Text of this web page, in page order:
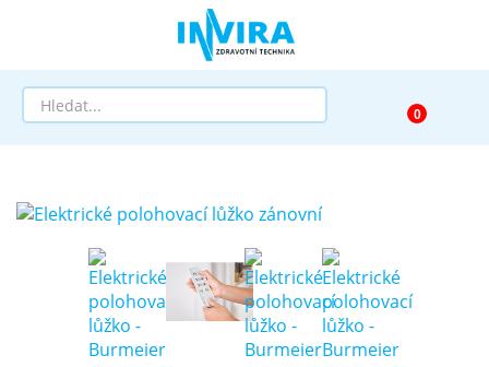
Půjčovna
Pomůcky dle zaměření
Pomůcky dle diagnózy